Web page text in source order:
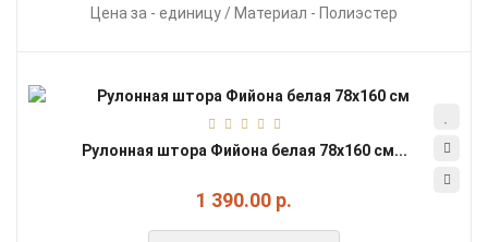
Цена за - единицу / Материал - Полиэстер
Рулонная штора Фийона белая 78х160 см...
1 390.00 р.